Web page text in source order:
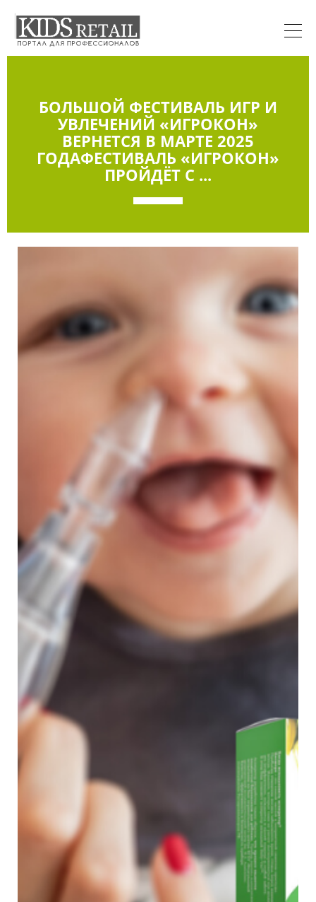
БОЛЬШОЙ ФЕСТИВАЛЬ ИГР И
УВЛЕЧЕНИЙ «ИГРОКОН»
ВЕРНЕТСЯ В МАРТЕ 2025
ГОДАФЕСТИВАЛЬ «ИГРОКОН»
ПРОЙДЁТ С ...